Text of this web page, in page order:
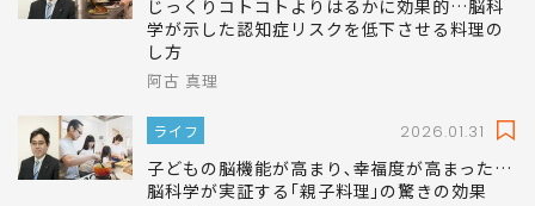
じっくりコトコトよりはるかに効果的…脳科
学が示した認知症リスクを低下させる料理の
し方
阿古 真理
ライフ 2026.01.31
子どもの脳機能が高まり､幸福度が高まった…
脳科学が実証する｢親子料理｣の驚きの効果